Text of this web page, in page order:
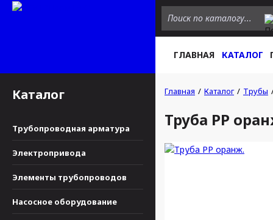
ГЛАВНАЯ КАТАЛОГ
Каталог
Трубопроводная арматура
Электропривода
Элементы трубопроводов
Насосное оборудование
Главная Каталог Трубы
Труба PP